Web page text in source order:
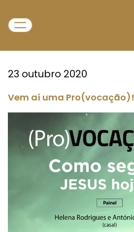
23 outubro 2020
Vem aí uma Pro(vocação)!